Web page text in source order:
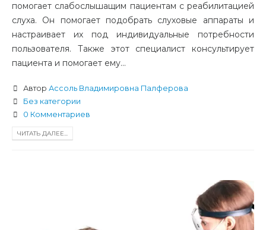
помогает слабослышащим пациентам с реабилитацией
слуха. Он помогает подобрать слуховые аппараты и
настраивает их под индивидуальные потребности
пользователя. Также этот специалист консультирует
пациента и помогает ему...
Автор Ассоль Владимировна Палферова
Без категории
0 Комментариев
ЧИТАТЬ ДАЛЕЕ...